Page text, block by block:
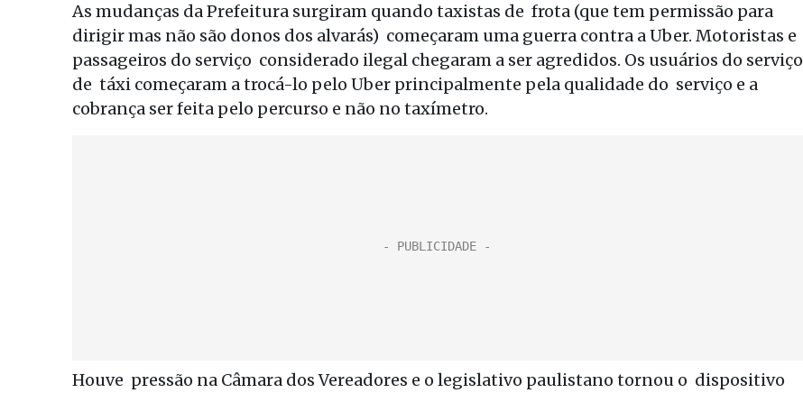
As mudanças da Prefeitura surgiram quando taxistas de frota (que tem permissão para
dirigir mas não são donos dos alvarás) começaram uma guerra contra a Uber. Motoristas e
passageiros do serviço considerado ilegal chegaram a ser agredidos. Os usuários do serviço
de táxi começaram a trocá-lo pelo Uber principalmente pela qualidade do serviço e a
cobrança ser feita pelo percurso e não no taxímetro.
Houve pressão na Câmara dos Vereadores e o legislativo paulistano tornou o dispositivo